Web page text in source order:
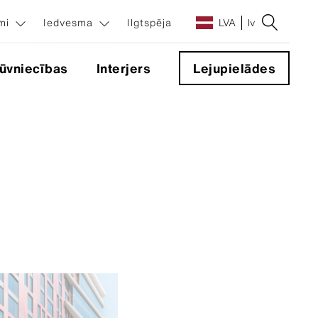
Iedvesma Ilgtspēja LVA lv
Interjers Lejupielādes